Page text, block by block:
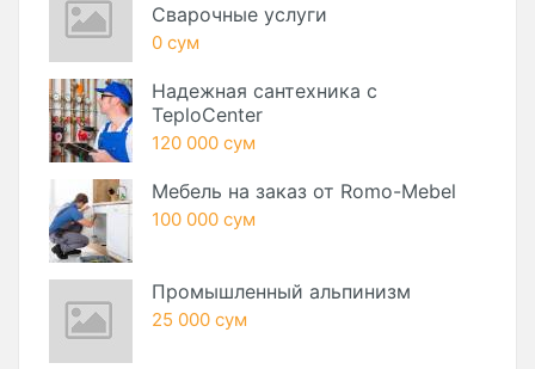
Сварочные услуги
0 сум
Надежная сантехника с
TeploCenter
120 000 сум
Мебель на заказ от Romo-Mebel
100 000 сум
Промышленный альпинизм
25 000 сум